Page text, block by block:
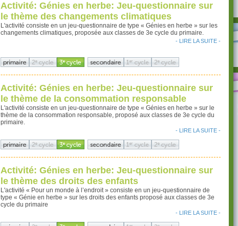
Activité: Génies en herbe: Jeu-questionnaire sur
le thème des changements climatiques
L'activité consiste en un jeu-questionnaire de type « Génies en herbe » sur les
changements climatiques, proposée aux classes de 3e cycle du primaire.
- LIRE LA SUITE -
Activité: Génies en herbe: Jeu-questionnaire sur
le thème de la consommation responsable
L'activité consiste en un jeu-questionnaire de type « Génies en herbe » sur le
thème de la consommation responsable, proposé aux classes de 3e cycle du
primaire.
- LIRE LA SUITE -
Activité: Génies en herbe: Jeu-questionnaire sur
le thème des droits des enfants
L'activité « Pour un monde à l’endroit » consiste en un jeu-questionnaire de
type « Génie en herbe » sur les droits des enfants proposé aux classes de 3e
cycle du primaire
- LIRE LA SUITE -